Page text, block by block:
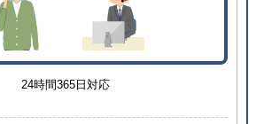
24時間365日対応